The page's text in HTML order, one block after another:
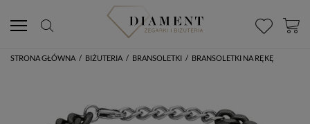
STRONA GŁÓWNA / BIŻUTERIA / BRANSOLETKI / BRANSOLETKI NA RĘKĘ